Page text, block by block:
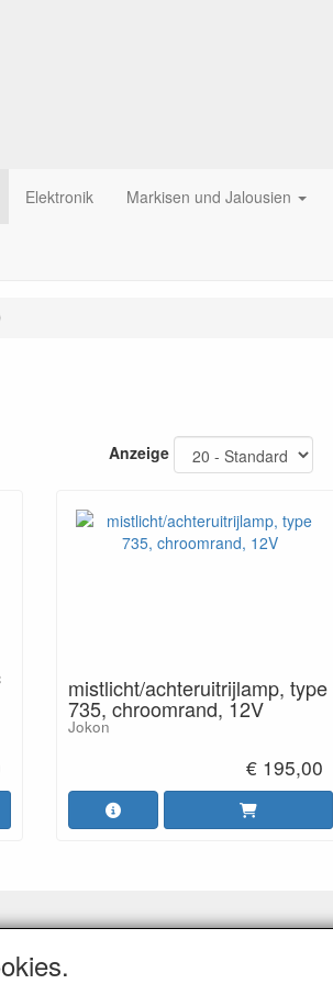
Elektronik Markisen und Jalousien
Anzeige
mistlicht/achteruitrijlamp, type
735, chroomrand, 12V
Jokon
€ 195,00